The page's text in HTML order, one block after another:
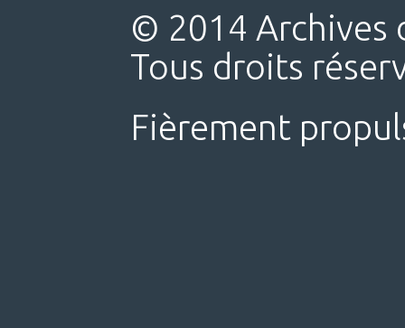
© 2014 Archives
Tous droits
Fièrement